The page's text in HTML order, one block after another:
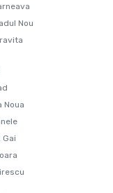
Nou
Noua
Gai